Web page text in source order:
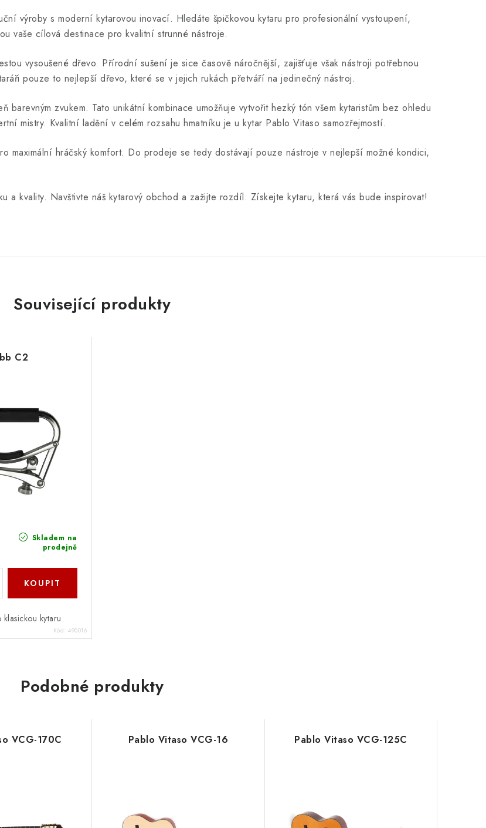
výroby s moderní kytarovou inovací. Hledáte špičkovou kytaru pro profesionální vystoupení,
vaše cílová destinace pro kvalitní strunné nástroje.
vysoušené dřevo. Přírodní sušení je sice časově náročnější, zajišťuje však nástroji potřebnou
pouze to nejlepší dřevo, které se v jejich rukách přetváří na jedinečný nástroj.
barevným zvukem. Tato unikátní kombinace umožňuje vytvořit hezký tón všem kytaristům bez ohledu
mistry. Kvalitní ladění v celém rozsahu hmatníku je u kytar Pablo Vitaso samozřejmostí.
maximální hráčský komfort. Do prodeje se tedy dostávají pouze nástroje v nejlepší možné kondici,
a kvality. Navštivte náš kytarový obchod a zažijte rozdíl. Získejte kytaru, která vás bude inspirovat!
Související produkty
C2
Skladem na
prodejně
kytaru
Kód: 490016
Podobné produkty
VCG-170C Pablo Vitaso VCG-16 Pablo Vitaso VCG-125C